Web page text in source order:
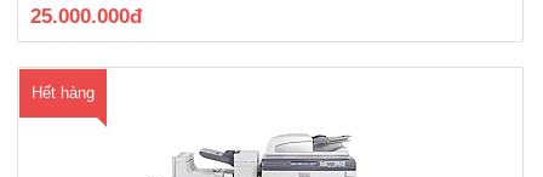
25.000.000đ
Hết hàng